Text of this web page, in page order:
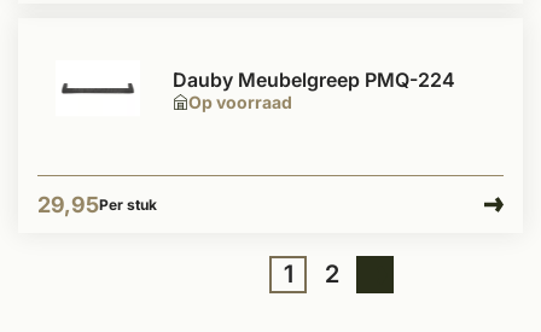
Op voorraad
Dauby Meubelgreep PMQ-224
29,95Per stuk
1 2